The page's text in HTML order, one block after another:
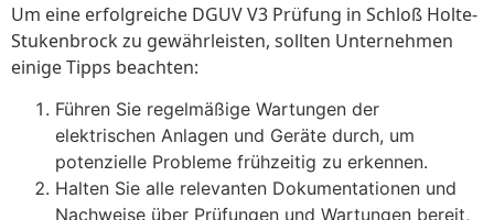
Um eine erfolgreiche DGUV V3 Prüfung in Schloß Holte-
Stukenbrock zu gewährleisten, sollten Unternehmen
einige Tipps beachten:
Führen Sie regelmäßige Wartungen der
elektrischen Anlagen und Geräte durch, um
potenzielle Probleme frühzeitig zu erkennen.
Halten Sie alle relevanten Dokumentationen und
Nachweise über Prüfungen und Wartungen bereit,